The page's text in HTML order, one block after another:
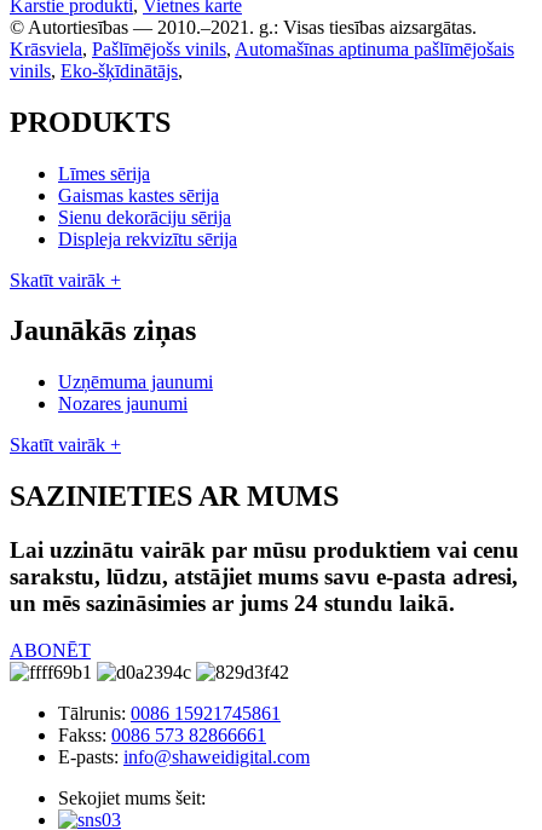
Karstie produkti, Vietnes karte
© Autortiesības — 2010.–2021. g.: Visas tiesības aizsargātas.
Krāsviela, Pašlīmējošs vinils, Automašīnas aptinuma pašlīmējošais
vinils, Eko-šķīdinātājs,
PRODUKTS
Līmes sērija
Gaismas kastes sērija
Sienu dekorāciju sērija
Displeja rekvizītu sērija
Skatīt vairāk +
Jaunākās ziņas
Uzņēmuma jaunumi
Nozares jaunumi
Skatīt vairāk +
SAZINIETIES AR MUMS
Lai uzzinātu vairāk par mūsu produktiem vai cenu
sarakstu, lūdzu, atstājiet mums savu e-pasta adresi,
un mēs sazināsimies ar jums 24 stundu laikā.
ABONĒT
Tālrunis: 0086 15921745861
Fakss: 0086 573 82866661
E-pasts: info@shaweidigital.com
Sekojiet mums šeit: